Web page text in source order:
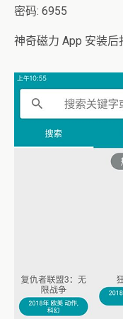
密码: 6955
神奇磁力 App 安装后